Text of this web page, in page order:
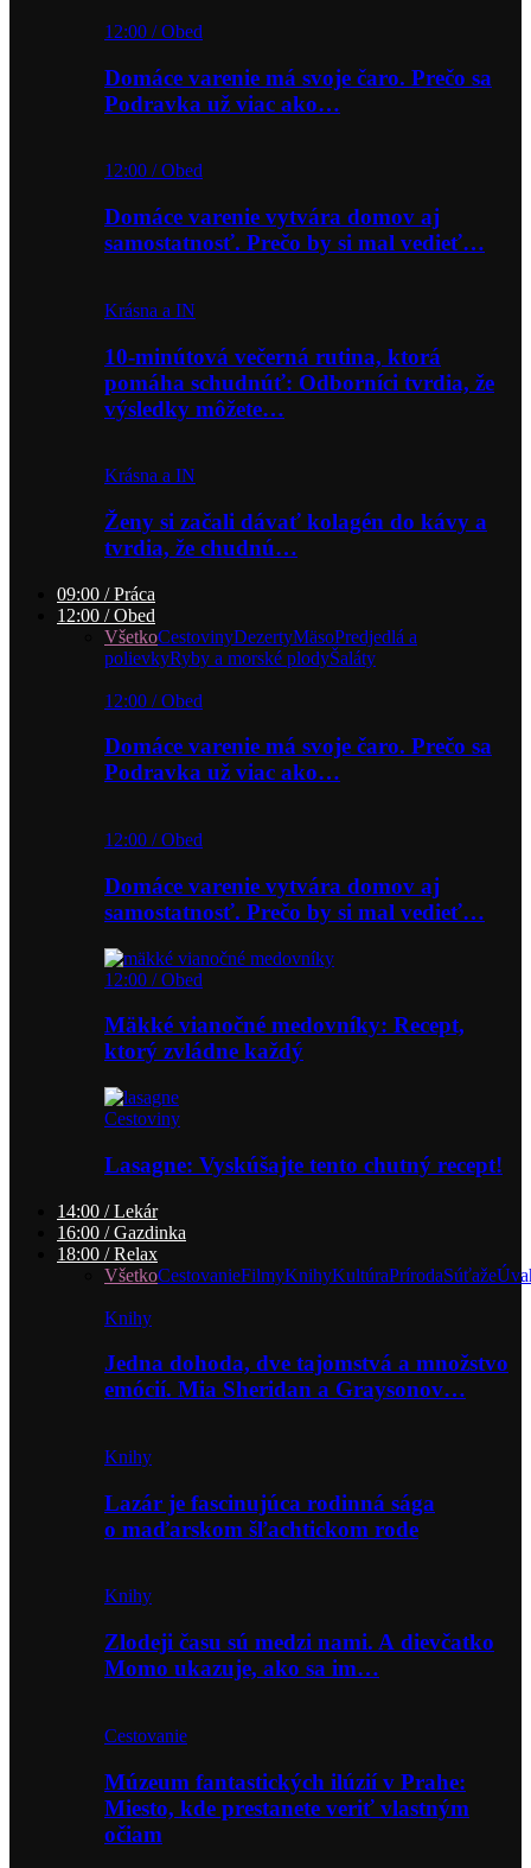
12:00 / Obed
Domáce varenie má svoje čaro. Prečo sa
Podravka už viac ako…
12:00 / Obed
Domáce varenie vytvára domov aj
samostatnosť. Prečo by si mal vedieť…
Krásna a IN
10-minútová večerná rutina, ktorá
pomáha schudnúť: Odborníci tvrdia, že
výsledky môžete…
Krásna a IN
Ženy si začali dávať kolagén do kávy a
tvrdia, že chudnú…
09:00 / Práca
12:00 / Obed
VšetkoCestovinyDezertyMäsoPredjedlá a
polievkyRyby a morské plodyŠaláty
12:00 / Obed
Domáce varenie má svoje čaro. Prečo sa
Podravka už viac ako…
12:00 / Obed
Domáce varenie vytvára domov aj
samostatnosť. Prečo by si mal vedieť…
12:00 / Obed
Mäkké vianočné medovníky: Recept,
ktorý zvládne každý
Cestoviny
Lasagne: Vyskúšajte tento chutný recept!
14:00 / Lekár
16:00 / Gazdinka
18:00 / Relax
VšetkoCestovanieFilmyKnihyKultúraPrírodaSúťaže
Knihy
Jedna dohoda, dve tajomstvá a množstvo
emócií. Mia Sheridan a Graysonov…
Knihy
Lazár je fascinujúca rodinná sága
o maďarskom šľachtickom rode
Knihy
Zlodeji času sú medzi nami. A dievčatko
Momo ukazuje, ako sa im…
Cestovanie
Múzeum fantastických ilúzií v Prahe:
Miesto, kde prestanete veriť vlastným
očiam